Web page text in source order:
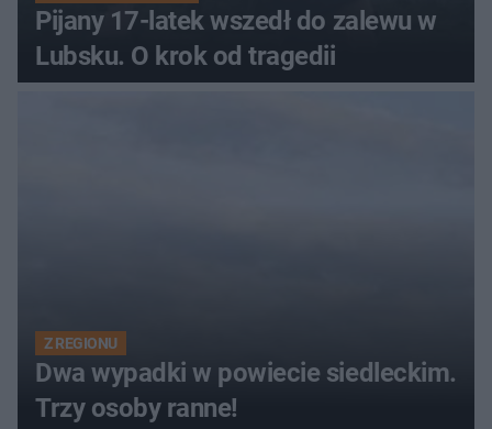
Pijany 17-latek wszedł do zalewu w
Lubsku. O krok od tragedii
Z REGIONU
Dwa wypadki w powiecie siedleckim.
Trzy osoby ranne!